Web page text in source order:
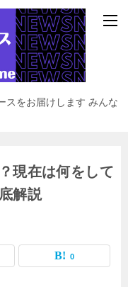
スをお届けします みんな
現在は何をして
解説
0